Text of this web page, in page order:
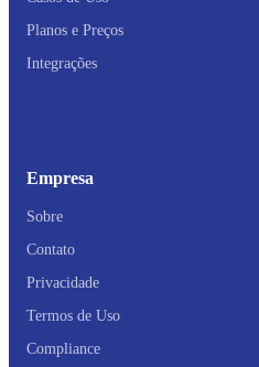
Planos e Preços
Integrações
Empresa
Sobre
Contato
Privacidade
Termos de Uso
Compliance